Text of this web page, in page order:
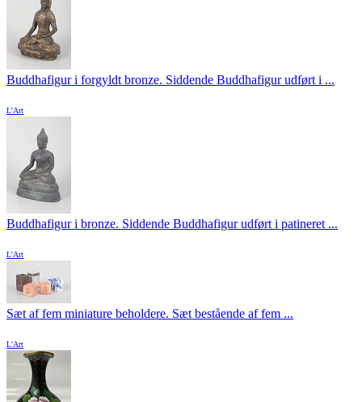
Buddhafigur i forgyldt bronze. Siddende Buddhafigur udført i ...
L'Art
Buddhafigur i bronze. Siddende Buddhafigur udført i patineret ...
L'Art
Sæt af fem miniature beholdere. Sæt bestående af fem ...
L'Art